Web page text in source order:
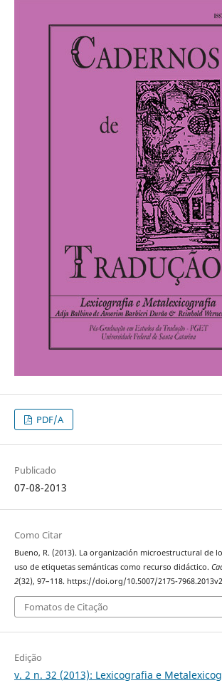
PDF/A
Publicado
07-08-2013
Como Citar
Bueno, R. (2013). La organización microestructural de
uso de etiquetas semánticas como recurso didáctico.
2(32), 97–118. https://doi.org/10.5007/2175-
Fomatos de Citação
Edição
v. 2 n. 32 (2013): Lexicografia e